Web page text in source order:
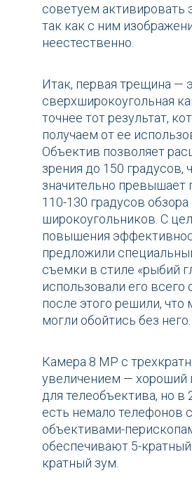
советуем активировать
так как с ним
неестественно.
Итак, первая трещина —
сверхширокоугольная
точнее тот результат,
получаем от ее
Объектив позволяет
зрения до 150 градусов,
значительно превышает
110-130 градусов обзора
широкоугольников. С
повышения
предложили
съемки в стиле «рыбий
использовали его всего
после этого решили, что
могли обойтись без него.
Камера 8 MP с
увеличением — хороший
для телеобъектива, но в
есть немало телефонов с
объективами-
обеспечивают 5-
кратный зум.